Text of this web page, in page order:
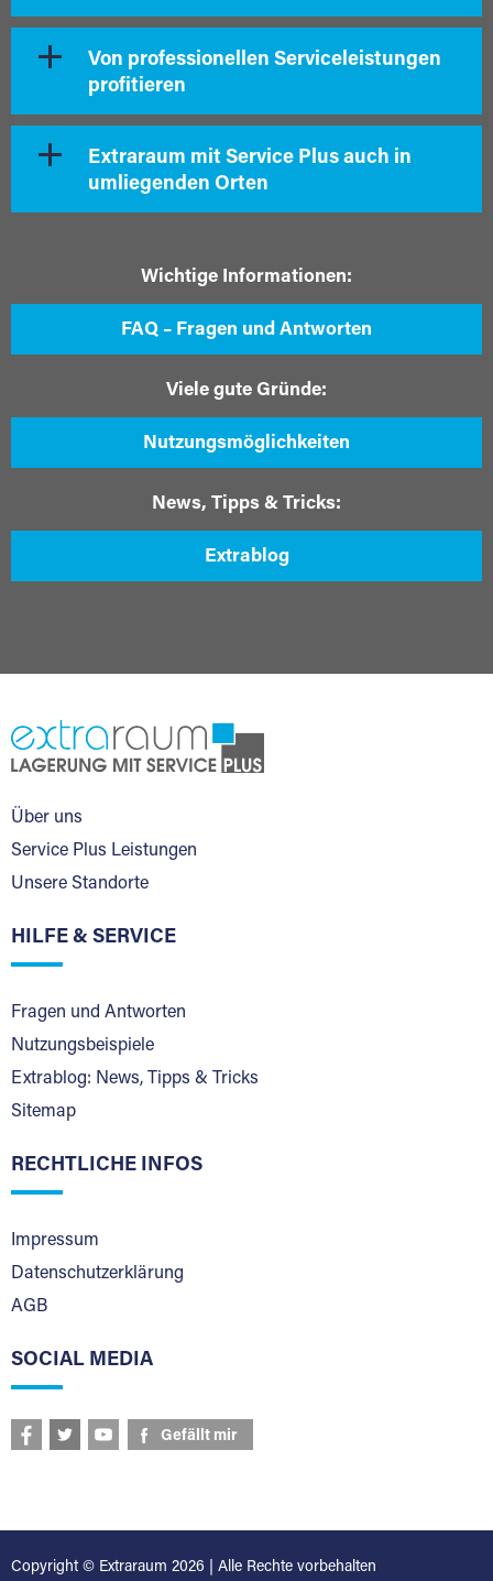
Von professionellen Serviceleistungen
profitieren
Extraraum mit Service Plus auch in
umliegenden Orten
Wichtige Informationen:
FAQ – Fragen und Antworten
Viele gute Gründe:
Nutzungsmöglichkeiten
News, Tipps & Tricks:
Extrablog
Über uns
Service Plus Leistungen
Unsere Standorte
HILFE & SERVICE
Fragen und Antworten
Nutzungsbeispiele
Extrablog: News, Tipps & Tricks
Sitemap
RECHTLICHE INFOS
Impressum
Datenschutzerklärung
AGB
SOCIAL MEDIA
Gefällt mir
Copyright © Extraraum 2026 | Alle Rechte vorbehalten